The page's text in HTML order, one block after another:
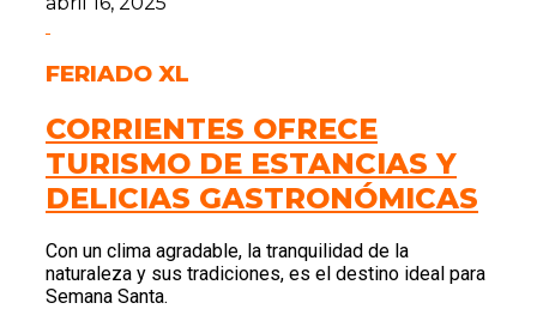
FERIADO XL
CORRIENTES OFRECE
TURISMO DE ESTANCIAS Y
DELICIAS GASTRONÓMICAS
Con un clima agradable, la tranquilidad de la
naturaleza y sus tradiciones, es el destino ideal para
Semana Santa.